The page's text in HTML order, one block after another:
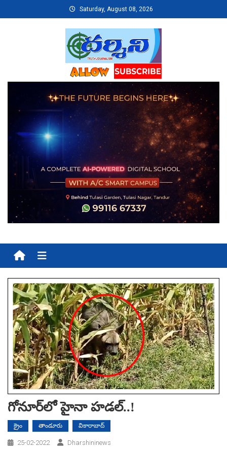
to
Saturday, August 08, 2026
Menu
గోనూర్‌లో హైనా హ‌డ‌ల్..!
క్రైం తాండూరు వికారాబాద్
25-02-2022 Dharshininews